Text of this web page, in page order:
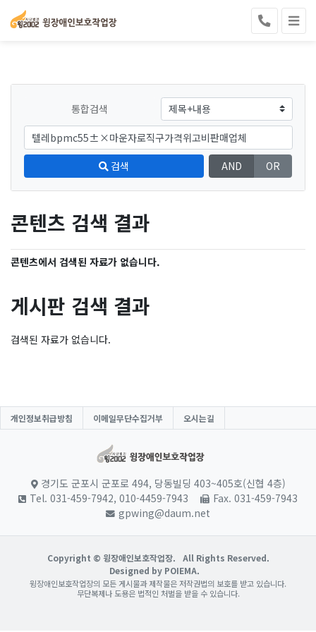
통합검색
검색 AND OR
콘텐츠 검색 결과
콘텐츠에서 검색된 자료가 없습니다.
게시판 검색 결과
검색된 자료가 없습니다.
개인정보취급방침 이메일무단수집거부 오시는길
경기도 군포시 군포로 494, 당동빌딩 403~405호(신협 4층)
Tel. 031-459-7942, 010-4459-7943
Fax. 031-459-7943
gpwing@daum.net
Copyright © 윙장애인보호작업장.
All Rights Reserved.
Designed by POIEMA.
윙장애인보호작업장의 모든 게시물과 제작물은 저작권법의 보호를 받고 있습니다.
무단복제나 도용은 법적인 처벌을 받을 수 있습니다.